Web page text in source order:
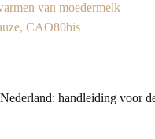
van moedermelk
CAO80bis
handleiding voor